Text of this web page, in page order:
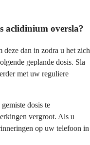
aclidinium oversla?
deze dan in zodra u het zich
geplande dosis. Sla
met uw reguliere
dosis te
vergroot. Als u
op uw telefoon in